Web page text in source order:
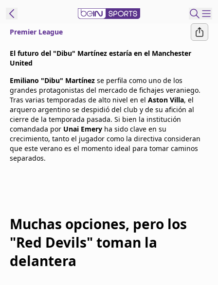
Edition
United States
beIN XTRA
Administrar
notificaciones
Premier League
El futuro del "Dibu" Martínez estaría en el Manchester
United
Emiliano "Dibu" Martínez se perfila como uno de los
grandes protagonistas del mercado de fichajes veraniego.
Tras varias temporadas de alto nivel en el Aston Villa, el
arquero argentino se despidió del club y de su afición al
cierre de la temporada pasada. Si bien la institución
comandada por Unai Emery ha sido clave en su
crecimiento, tanto el jugador como la directiva consideran
que este verano es el momento ideal para tomar caminos
separados.
Muchas opciones, pero los
"Red Devils" toman la
delantera